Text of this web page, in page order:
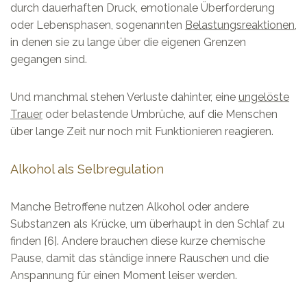
durch dauerhaften Druck, emotionale Überforderung
oder Lebensphasen, sogenannten Belastungsreaktionen
in denen sie zu lange über die eigenen Grenzen
gegangen sind.
Und manchmal stehen Verluste dahinter, eine ungelöste
Trauer oder belastende Umbrüche, auf die Menschen
über lange Zeit nur noch mit Funktionieren reagieren.
Alkohol als Selbregulation
Manche Betroffene nutzen Alkohol oder andere
Substanzen als Krücke, um überhaupt in den Schlaf zu
finden [6]. Andere brauchen diese kurze chemische
Pause, damit das ständige innere Rauschen und die
Anspannung für einen Moment leiser werden.